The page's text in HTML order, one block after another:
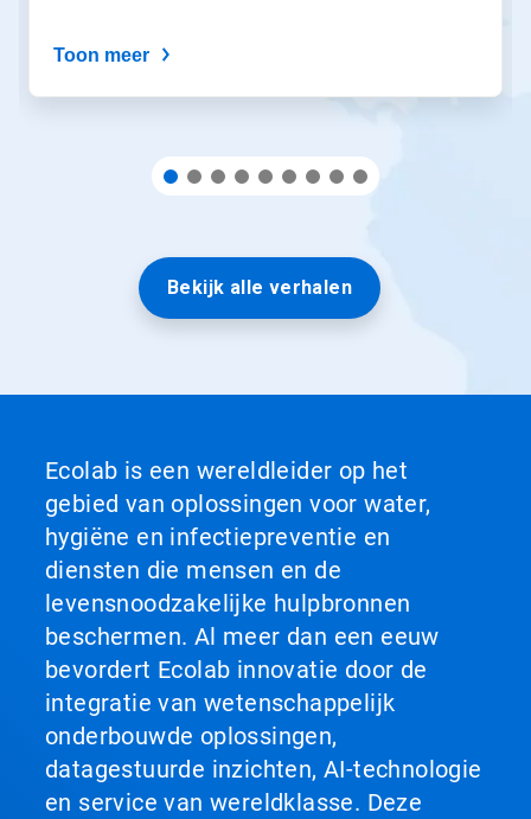
diastippen.
Toon meer
Bekijk alle verhalen
Ecolab is een wereldleider op het
gebied van oplossingen voor water,
hygiëne en infectiepreventie en
diensten die mensen en de
levensnoodzakelijke hulpbronnen
beschermen. Al meer dan een eeuw
bevordert Ecolab innovatie door de
integratie van wetenschappelijk
onderbouwde oplossingen,
datagestuurde inzichten, AI-technologie
en service van wereldklasse. Deze